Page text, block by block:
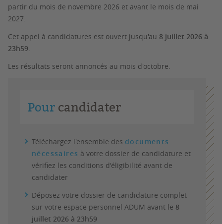
partir du mois de novembre 2026 et avant le mois de mai
2027.
Cet appel à candidatures est ouvert jusqu'au 8 juillet 2026 à
23h59.
Les résultats seront annoncés au mois d'octobre.
Pour candidater
Téléchargez l'ensemble des documents
nécessaires à votre dossier de candidature et
vérifiez les conditions d'éligibilité avant de
candidater
Déposez votre dossier de candidature complet
sur votre espace personnel ADUM avant le 8
juillet 2026 à 23h59